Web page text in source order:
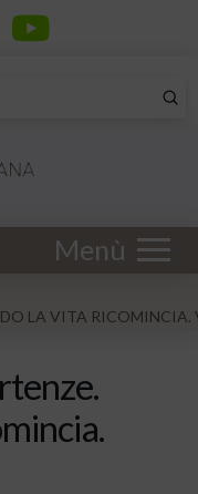
Menù
LA VITA RICOMINCIA.